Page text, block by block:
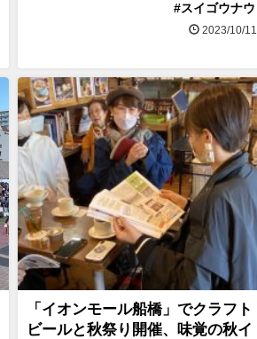
#スイゴウナウ
2023/10/11
「イオンモール船橋」でクラフト
ビールと秋祭り開催、味覚の秋イ